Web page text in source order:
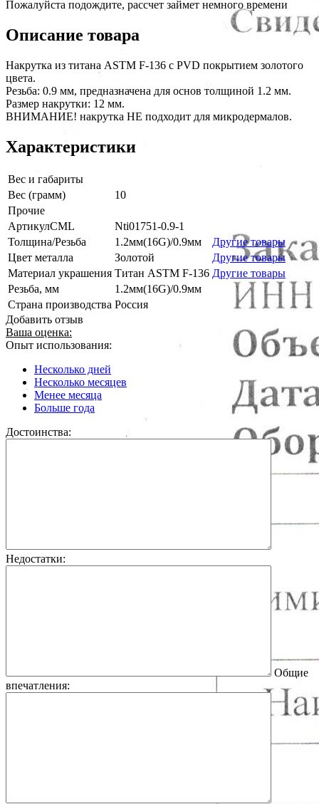
Пожалуйста подождите, рассчет займет немного времени
Описание товара
Накрутка из титана ASTM F-136 с PVD покрытием золотого
цвета.
Резьба: 0.9 мм, предназначена для основ толщиной 1.2 мм.
Размер накрутки: 12 мм.
ВНИМАНИЕ! накрутка НЕ подходит для микродермалов.
Характеристики
Вес и габариты
Вес (грамм)
10
Прочие
АртикулCML
Nti01751-0.9-1
Толщина/Резьба
1.2мм(16G)/0.9мм
Другие товары
Цвет металла
Золотой
Другие товары
Материал украшения Титан ASTM F-136 Другие товары
Резьба, мм
1.2мм(16G)/0.9мм
Страна производства Россия
Добавить отзыв
Ваша оценка:
Опыт использования:
Несколько дней
Несколько месяцев
Менее месяца
Больше года
Достоинства:
Недостатки:
Общие
впечатления: